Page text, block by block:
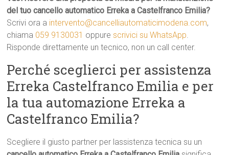
del tuo cancello automatico Erreka a Castelfranco Emilia?
Scrivi ora a intervento@cancelliautomaticimodena.com,
chiama 059 9130031 oppurescrivici su WhatsApp.
Risponde direttamente un tecnico, non un call center.
Perché sceglierci per assistenza
Erreka Castelfranco Emilia e per
la tua automazione Erreka a
Castelfranco Emilia?
Scegliere il giusto partner per lassistenza tecnica su un